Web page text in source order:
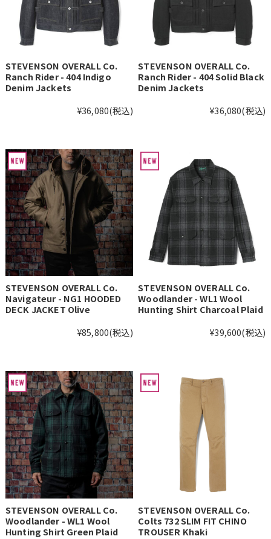
STEVENSON OVERALL Co.
Ranch Rider - 404 Indigo
Denim Jackets
¥36,080(税込)
STEVENSON OVERALL Co.
Ranch Rider - 404 Solid Black
Denim Jackets
¥36,080(税込)
STEVENSON OVERALL Co.
Navigateur - NG1 HOODED
DECK JACKET Olive
¥85,800(税込)
STEVENSON OVERALL Co.
Woodlander - WL1 Wool
Hunting Shirt Charcoal Plaid
¥39,600(税込)
STEVENSON OVERALL Co.
Woodlander - WL1 Wool
Hunting Shirt Green Plaid
STEVENSON OVERALL Co.
Colts 732 SLIM FIT CHINO
TROUSER Khaki